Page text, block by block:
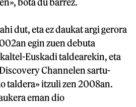
dut, eta ez daukat argi gerora
egin zuen debuta
Euskadi taldearekin, eta
Channelen sartu-
taldera» itzuli zen 2008an.
eman dio